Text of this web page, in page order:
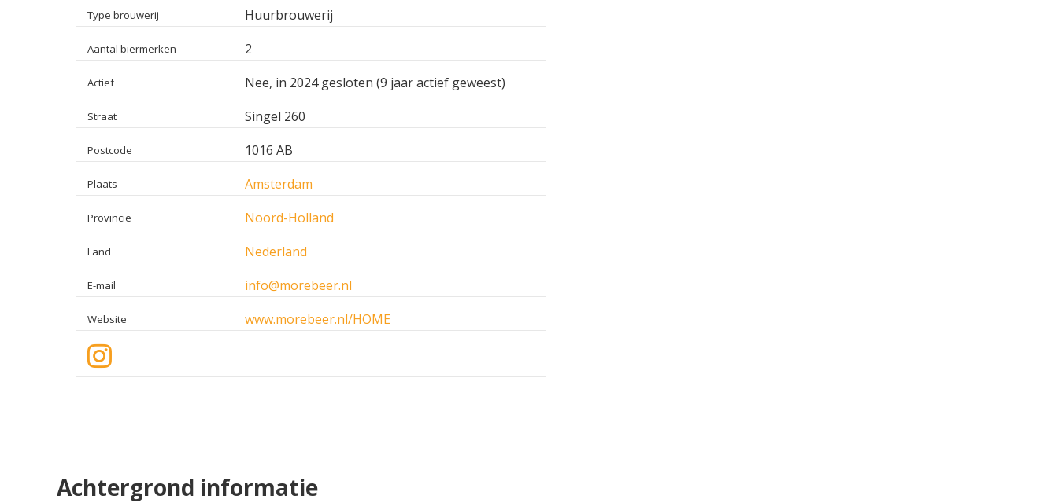
Type brouwerij Huurbrouwerij
Aantal biermerken 2
Actief Nee, in 2024 gesloten (9 jaar actief geweest)
Straat Singel 260
Postcode 1016 AB
Plaats Amsterdam
Provincie Noord-Holland
Land Nederland
E-mail info@morebeer.nl
Website www.morebeer.nl/HOME
Achtergrond informatie